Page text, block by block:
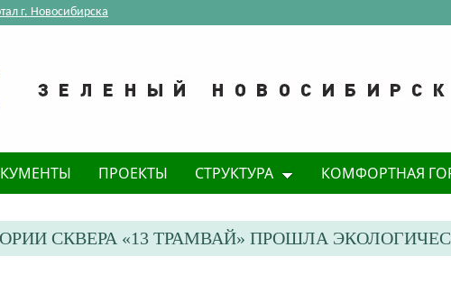
г. Новосибирска
ПРОЕКТЫ СТРУКТУРА КОМФОРТНАЯ
СКВЕРА «13 ТРАМВАЙ» ПРОШЛА